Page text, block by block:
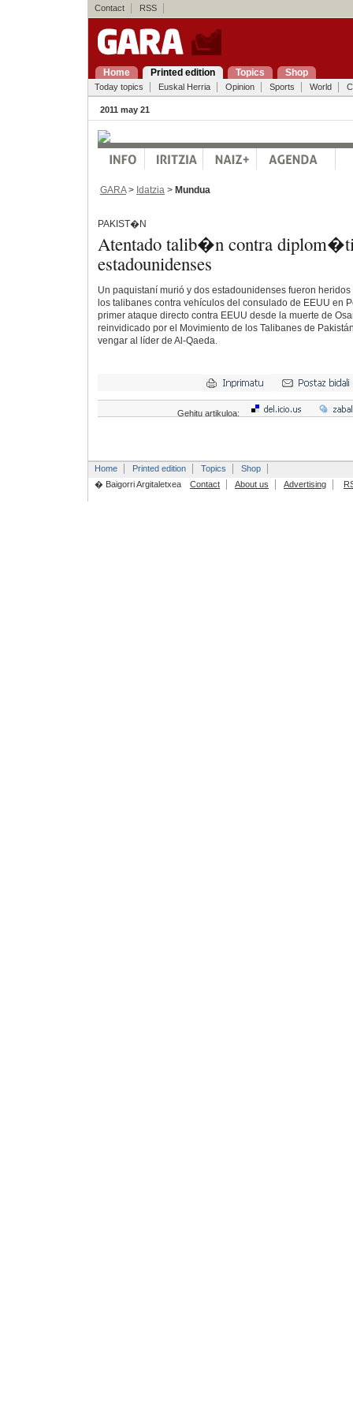
Contact RSS
Home Printed edition Topics Shop
Today topics Euskal Herria Opinion Sports World
2011 may 21
GARA> Idatzia > Mundua
PAKIST�N
Atentado talib�n contra
estadounidenses
Un paquistaní murió y dos estadounidenses fueron
los talibanes contra vehículos del consulado de EEUU en
primer ataque directo contra EEUU desde la muerte de
reinvidicado por el Movimiento de los Talibanes de
vengar al líder de Al-Qaeda.
Gehitu artikuloa:
Home Printed edition Topics
Shop
� Baigorri Argitaletxea
Contact About us Advertising